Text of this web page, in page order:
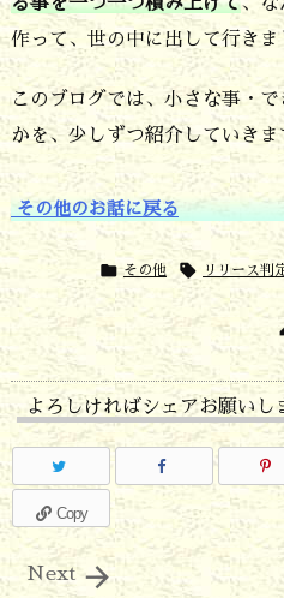
作って、世の中に出して行きま
このブログでは、小さな事・
かを、少しずつ紹介していき
その他のお話に戻る
 その他  リリース判
よろしければシェアお願いし
Copy

Next